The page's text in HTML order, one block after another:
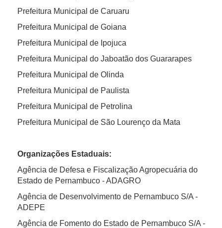
Prefeitura Municipal de Caruaru
Prefeitura Municipal de Goiana
Prefeitura Municipal de Ipojuca
Prefeitura Municipal do Jaboatão dos Guararapes
Prefeitura Municipal de Olinda
Prefeitura Municipal de Paulista
Prefeitura Municipal de Petrolina
Prefeitura Municipal de São Lourenço da Mata
Organizações Estaduais:
Agência de Defesa e Fiscalização Agropecuária do
Estado de Pernambuco - ADAGRO
Agência de Desenvolvimento de Pernambuco S/A -
ADEPE
Agência de Fomento do Estado de Pernambuco S/A -